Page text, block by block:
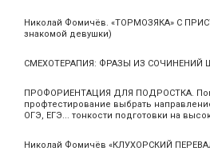
Николай Фомичёв. «ТОРМОЗЯКА» С
знакомой девушки)
СМЕХОТЕРАПИЯ: ФРАЗЫ ИЗ СОЧИНЕНИЙ
ПРОФОРИЕНТАЦИЯ ДЛЯ ПОДРОСТКА.
профтестирование выбрать
ОГЭ, ЕГЭ... тонкости подготовки на
Николай Фомичёв «КЛУХОРСКИЙ